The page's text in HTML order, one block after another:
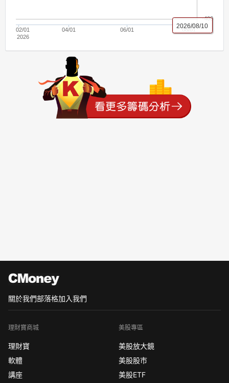
02/01
2026
04/01 06/01 08/01
-400
2026/08/10
關於我們部落格加入我們
理財寶商城
理財寶
軟體
講座
美股專區
美股放大鏡
美股股市
美股ETF